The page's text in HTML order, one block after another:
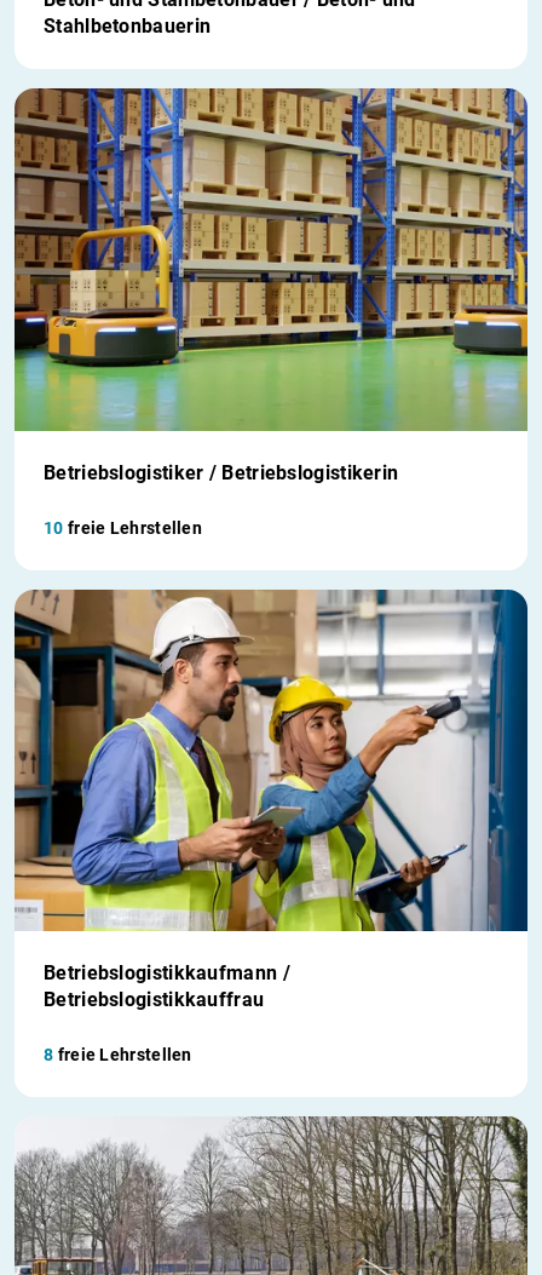
Stahlbetonbauerin
Betriebslogistiker / Betriebslogistikerin
10 freie Lehrstellen
Betriebslogistikkaufmann /
Betriebslogistikkauffrau
8 freie Lehrstellen